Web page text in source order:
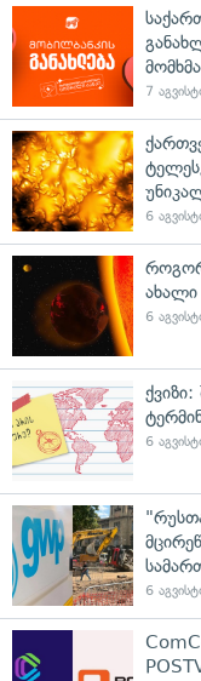
7
6
6
6
6